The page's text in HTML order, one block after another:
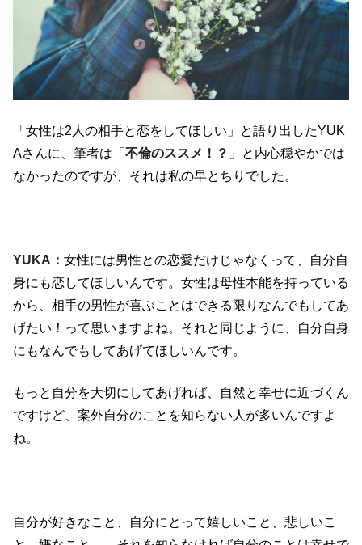
「女性は2人の相手と恋をしてほしい」と語り出したYUK
Aさんに、筆者は「 不倫のススメ！？ 」と内心穏やかでは
なかったのですが、それは私の早とちりでした。
YUKA： 女性には男性との恋愛だけじゃなくって、自分自
身にも恋してほしいんです。女性は母性本能を持っている
から、相手の男性が喜ぶことはできる限りなんでもしてあ
げたい！って思いますよね。それと同じように、自分自身
にもなんでもしてあげてほしいんです。
もっと自分を大切にしてあげれば、自然と幸せに近づくん
ですけど、案外自分のことを知らない人が多いんですよ
ね。
自分が好きなこと、自分にとって嬉しいこと、悲しいこ